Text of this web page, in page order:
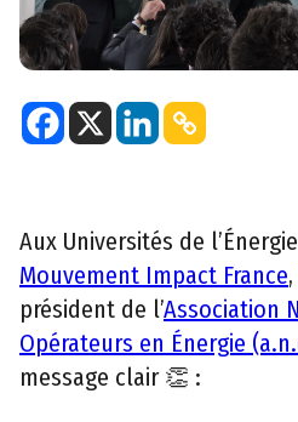
Aux Universités de
Mouvement Impact France,
président de l’Association
Opérateurs en Énergie
message clair 👏 :